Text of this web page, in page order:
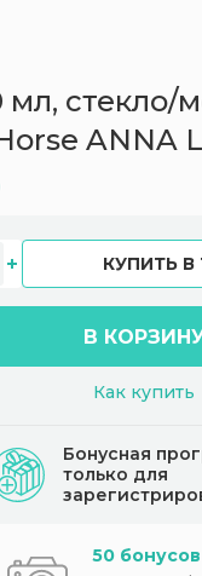
стекло/
ANNA
КУПИТЬ В
В
Как купить
Бонусная
только для
50 бонусов